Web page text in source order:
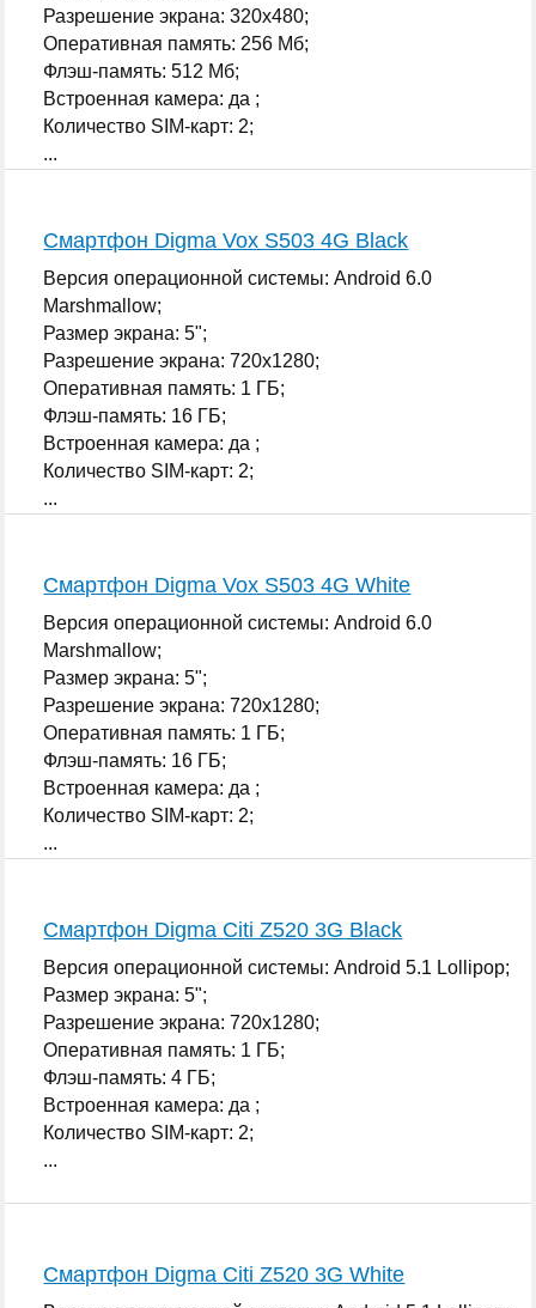
Разрешение экрана: 320x480;
Оперативная память: 256 Мб;
Флэш-память: 512 Мб;
Встроенная камера: да ;
Количество SIM-карт: 2;
...
Смартфон Digma Vox S503 4G Black
Версия операционной системы: Android 6.0
Marshmallow;
Размер экрана: 5";
Разрешение экрана: 720x1280;
Оперативная память: 1 ГБ;
Флэш-память: 16 ГБ;
Встроенная камера: да ;
Количество SIM-карт: 2;
...
Смартфон Digma Vox S503 4G White
Версия операционной системы: Android 6.0
Marshmallow;
Размер экрана: 5";
Разрешение экрана: 720x1280;
Оперативная память: 1 ГБ;
Флэш-память: 16 ГБ;
Встроенная камера: да ;
Количество SIM-карт: 2;
...
Смартфон Digma Citi Z520 3G Black
Версия операционной системы: Android 5.1 Lollipop;
Размер экрана: 5";
Разрешение экрана: 720x1280;
Оперативная память: 1 ГБ;
Флэш-память: 4 ГБ;
Встроенная камера: да ;
Количество SIM-карт: 2;
...
Смартфон Digma Citi Z520 3G White